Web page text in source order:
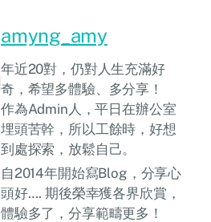
amyng_amy
年近20對，仍對人生充滿好
奇，希望多體驗、多分享！
作為Admin人，平日在辦公室
埋頭苦幹，所以工餘時，好想
到處探索，放鬆自己。
自2014年開始寫Blog，分享心
頭好…. 期後榮幸獲各界欣賞，
體驗多了，分享範疇更多！